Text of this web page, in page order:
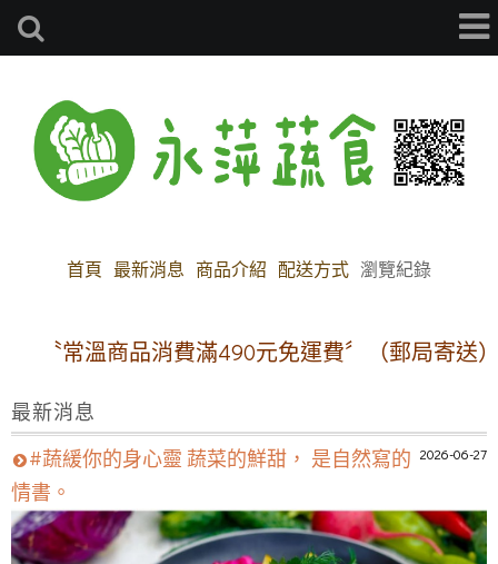
首頁 最新消息 商品介紹 配送方式 瀏覽紀錄
〝常溫商品消費滿490元免運費〞（郵局寄送）
最新消息
2026-06-27
#蔬緩你的身心靈 蔬菜的鮮甜， 是自然寫的
情書。